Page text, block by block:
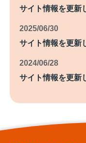
サイト情報を更新
2025/06/30
サイト情報を更新
2024/06/28
サイト情報を更新